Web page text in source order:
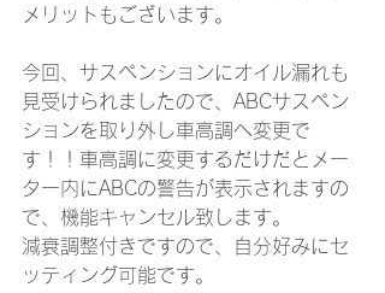
メリットもございます。
今回、サスペンションにオイル漏れも
見受けられましたので、ABCサスペン
ションを取り外し車高調へ変更で
す！！車高調に変更するだけだとメー
ター内にABCの警告が表示されますの
で、機能キャンセル致します。
減衰調整付きですので、自分好みにセ
ッティング可能です。